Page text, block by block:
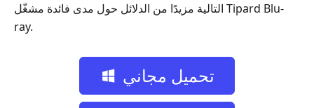
التالية مزيدًا من الدلائل حول مدى فائدة مشغّل Tipard Blu-
ray.
تحميل مجاني